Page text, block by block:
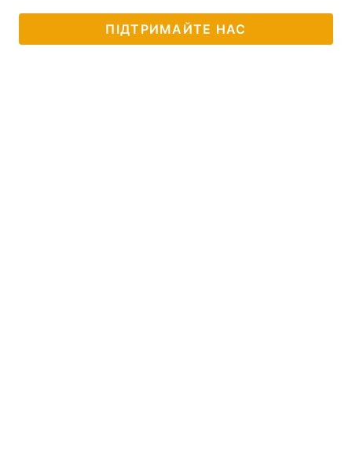
ПІДТРИМАЙТЕ НАС